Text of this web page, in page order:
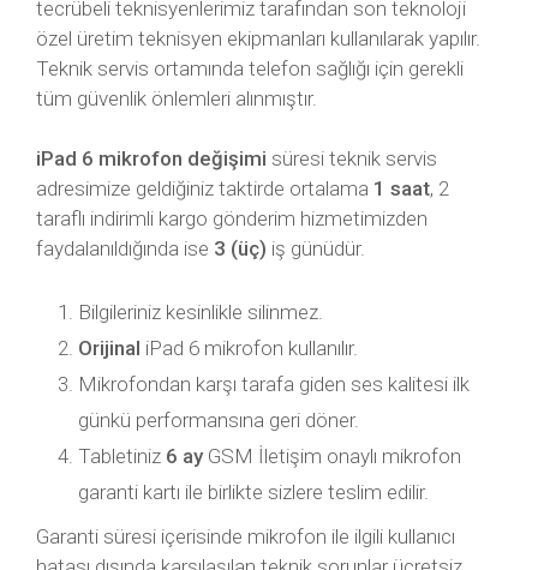
tecrübeli teknisyenlerimiz tarafından son teknoloji
özel üretim teknisyen ekipmanları kullanılarak yapılır.
Teknik servis ortamında telefon sağlığı için gerekli
tüm güvenlik önlemleri alınmıştır.
iPad 6 mikrofon değişimi süresi teknik servis
adresimize geldiğiniz taktirde ortalama 1 saat, 2
taraflı indirimli kargo gönderim hizmetimizden
faydalanıldığında ise 3 (üç) iş günüdür.
Bilgileriniz kesinlikle silinmez.
Orijinal iPad 6 mikrofon kullanılır.
Mikrofondan karşı tarafa giden ses kalitesi ilk
günkü performansına geri döner.
Tabletiniz 6 ayGSM İletişim onaylı mikrofon
garanti kartı ile birlikte sizlere teslim edilir.
Garanti süresi içerisinde mikrofon ile ilgili kullanıcı